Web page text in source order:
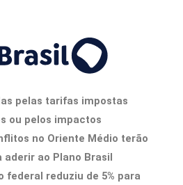
pelas tarifas impostas
ou pelos impactos
no Oriente Médio terão
ao Plano Brasil
federal reduziu de 5% para